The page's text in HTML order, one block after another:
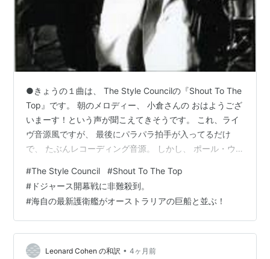
●きょうの１曲は、 The Style Councilの『Shout To The
Top』です。 朝のメロディー、 小倉さんの おはようござ
いまーす！という声が聞こえてきそうです。 これ、ライ
ヴ音源風ですが、 最後にパラパラ拍手が入ってるだけ
で、 たぶんレコーディング音源。 しかし、 ポール・ウ
まじいイケオジになってる事でしょう。 妻の友達がイギ
リスの寿司屋でバイトしてる時に来店されたそうです
が、 やっぱりイケメンだったそうです。 ●ドジャース開
幕戦に非難殺到。 まずは山本投手、今季一勝目、おめで
とうございます。 大谷選手は、デッドボールが…
#The Style Council #Shout To The Top
# ドジャース開幕戦に非難殺到。
#海自の最新護衛艦がオーストラリアの巨船と並ぶ！
Leonard Cohen の和訳 • 4ヶ月前